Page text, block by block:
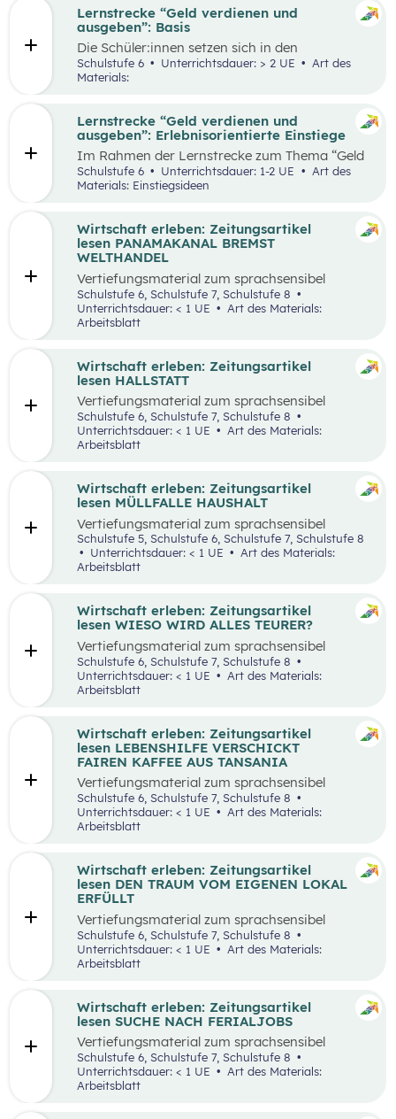
Zahlungsformen sie anbieten und welche Art
der Zahlung sie bevorzugen.
Schüler:innen zeigen, dass es mit diesem
Wissen leichter ist den richtigen Beruf für sich
zu finden und die Auseinandersetzung mit
einzelnen Berufen wird ermöglicht.
Lernstrecke “Geld verdienen und
ausgeben”: Basis
Die Schüler:innen setzen sich in den
unterschiedlichen Aufgabestellungen rund um
das Thema Geld mit den Themen Funktionen
Konsum auseinander. Außerdem gibt es zwei
Bonus-Inhalte zu den Themen „Das kostenlose
Handy“ und „Geld-Typ“.
Schulstufe 6 Unterrichtsdauer: > 2 UE
Materials:
Lernstrecke “Geld verdienen und
ausgeben”: Erlebnisorientierte Einstiege
Im Rahmen der Lernstrecke zum Thema “Geld
verdienen und ausgeben”, werden drei mögliche
Einstiegsideen vorgestellt. Diese Vorschläge
Erlebnisse konzipiert, um die Schüler:innen
aktiv in den Lernprozess einzubinden.
Schulstufe 6 Unterrichtsdauer: 1-2 UE
Art des
Materials: Einstiegsideen
Wirtschaft erleben: Zeitungsartikel
lesen PANAMAKANAL BREMST
WELTHANDEL
Vertiefungsmaterial zum sprachsensibel
aufbereiteten Zeitungsartikel “Panamakanal
bremst Welthandel”.
Schulstufe 6, Schulstufe 7, Schulstufe 8
Unterrichtsdauer: < 1 UE
Arbeitsblatt
Wirtschaft erleben: Zeitungsartikel
lesen HALLSTATT
Vertiefungsmaterial zum sprachsensibel
aufbereiteten Zeitungsartikel “Hallstatt geht
über, Hallstätter gehen unter”.
Schulstufe 6, Schulstufe 7, Schulstufe 8
Unterrichtsdauer: < 1 UE
Arbeitsblatt
Wirtschaft erleben: Zeitungsartikel
lesen MÜLLFALLE HAUSHALT
Vertiefungsmaterial zum sprachsensibel
aufbereiteten Zeitungsartikel “Müllfalle
Haushalt”.
Schulstufe 5, Schulstufe 6, Schulstufe 7, Schulstufe 8
Unterrichtsdauer: < 1 UE
Art des Materials:
Arbeitsblatt
Wirtschaft erleben: Zeitungsartikel
lesen WIESO WIRD ALLES TEURER?
Vertiefungsmaterial zum sprachsensibel
aufbereiteten Zeitungsartikel “Wieso wird alles
teurer?”.
Schulstufe 6, Schulstufe 7, Schulstufe 8
Unterrichtsdauer: < 1 UE
Arbeitsblatt
Wirtschaft erleben: Zeitungsartikel
lesen LEBENSHILFE VERSCHICKT
FAIREN KAFFEE AUS TANSANIA
Vertiefungsmaterial zum sprachsensibel
aufbereiteten Zeitungsartikel “Lebenshilfe
verschickt fairen Kaffee aus Tansania”.
Schulstufe 6, Schulstufe 7, Schulstufe 8
Unterrichtsdauer: < 1 UE
Art des Materials:
Arbeitsblatt
Wirtschaft erleben: Zeitungsartikel
lesen DEN TRAUM VOM EIGENEN LOKAL
ERFÜLLT
Vertiefungsmaterial zum sprachsensibel
aufbereiteten Zeitungsartikel “Den Traum vom
eigenen Lokal erfüllt”.
Schulstufe 6, Schulstufe 7, Schulstufe 8
Unterrichtsdauer: < 1 UE
Arbeitsblatt
Wirtschaft erleben: Zeitungsartikel
lesen SUCHE NACH FERIALJOBS
Vertiefungsmaterial zum sprachsensibel
aufbereiteten Zeitungsartikel “Spannende
Suche nach Ferialjobs”.
Schulstufe 6, Schulstufe 7, Schulstufe 8
Unterrichtsdauer: < 1 UE
Arbeitsblatt